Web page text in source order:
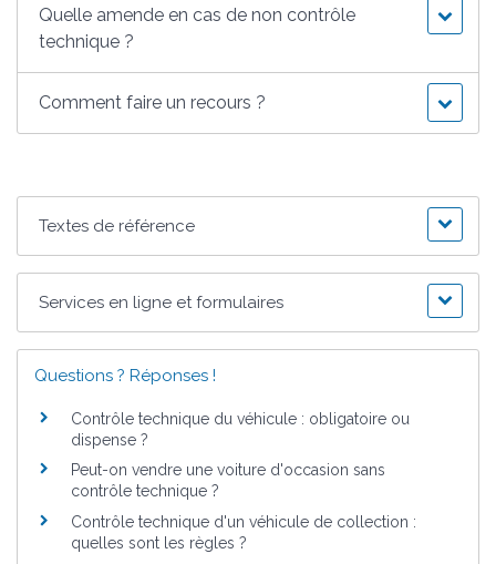
Quelle amende en cas de non contrôle
technique ?
Comment faire un recours ?
Textes de référence
Services en ligne et formulaires
Questions ? Réponses !
Contrôle technique du véhicule : obligatoire ou
dispense ?
Peut-on vendre une voiture d'occasion sans
contrôle technique ?
Contrôle technique d'un véhicule de collection :
quelles sont les règles ?